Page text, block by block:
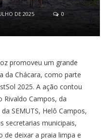
DE 2025
0
promoveu um grande
da Chácara, como parte
2025. A ação contou
Campos, da
SEMUTS, Helô Campos,
secretarias municipais,
deixar a praia limpa e